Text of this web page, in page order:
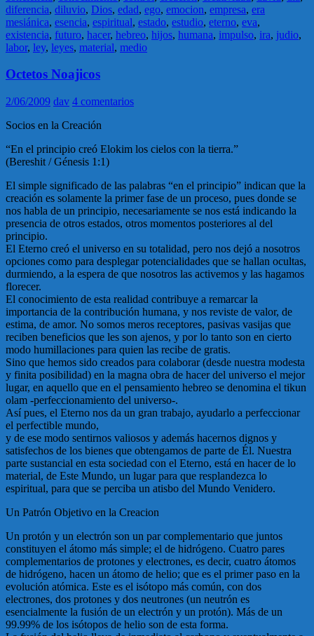
diferencia, diluvio, Dios, edad, ego, emocion, empresa, era
mesiánica, esencia, espiritual, estado, estudio, eterno, eva,
existencia, futuro, hacer, hebreo, hijos, humana, impulso, ira, judio,
labor, ley, leyes, material, medio
Octetos Noajicos
2/06/2009 dav 4 comentarios
Socios en la Creación
“En el principio creó Elokim los cielos con la tierra.”
(Bereshit / Génesis 1:1)
El simple significado de las palabras “en el principio” indican que la
creación es solamente la primer fase de un proceso, pues donde se
nos habla de un principio, necesariamente se nos está indicando la
presencia de otros estados, otros momentos posteriores al del
principio.
El Eterno creó el universo en su totalidad, pero nos dejó a nosotros
opciones como para desplegar potencialidades que se hallan ocultas,
durmiendo, a la espera de que nosotros las activemos y las hagamos
florecer.
El conocimiento de esta realidad contribuye a remarcar la
importancia de la contribución humana, y nos reviste de valor, de
estima, de amor. No somos meros receptores, pasivas vasijas que
reciben beneficios que les son ajenos, y por lo tanto son en cierto
modo humillaciones para quien las recibe de gratis.
Sino que hemos sido creados para colaborar (desde nuestra modesta
y finita posibilidad) en la magna obra de hacer del universo el mejor
lugar, en aquello que en el pensamiento hebreo se denomina el tikun
olam -perfeccionamiento del universo-.
Así pues, el Eterno nos da un gran trabajo, ayudarlo a perfeccionar
el perfectible mundo,
y de ese modo sentirnos valiosos y además hacernos dignos y
satisfechos de los bienes que obtengamos de parte de Él. Nuestra
parte sustancial en esta sociedad con el Eterno, está en hacer de lo
material, de Este Mundo, un lugar para que resplandezca lo
espiritual, para que se perciba un atisbo del Mundo Venidero.
Un Patrón Objetivo en la Creacion
Un protón y un electrón son un par complementario que juntos
constituyen el átomo más simple; el de hidrógeno. Cuatro pares
complementarios de protones y electrones, es decir, cuatro átomos
de hidrógeno, hacen un átomo de helio; que es el primer paso en la
evolución atómica. Este es el isótopo más común, con dos
electrones, dos protones y dos neutrones (un neutrón es
esencialmente la fusión de un electrón y un protón). Más de un
99.99% de los isótopos de helio son de esta forma.